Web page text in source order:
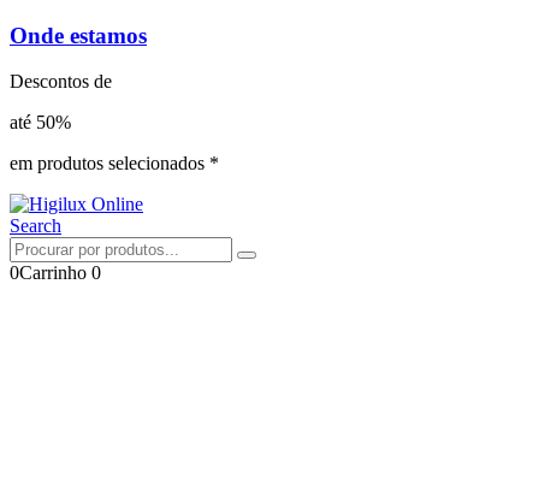
Onde estamos
Descontos de
até 50%
em produtos selecionados *
Search
0Carrinho 0